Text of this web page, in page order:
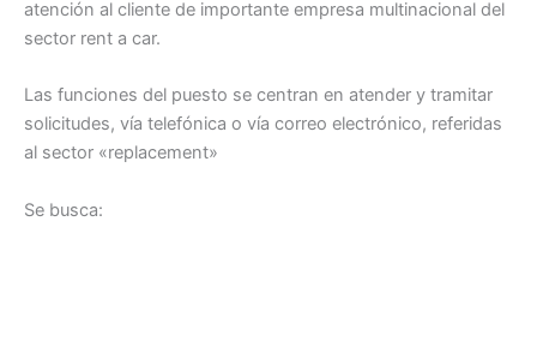
atención al cliente de importante empresa multinacional del
sector rent a car.
Las funciones del puesto se centran en atender y tramitar
solicitudes, vía telefónica o vía correo electrónico, referidas
al sector «replacement»
Se busca: